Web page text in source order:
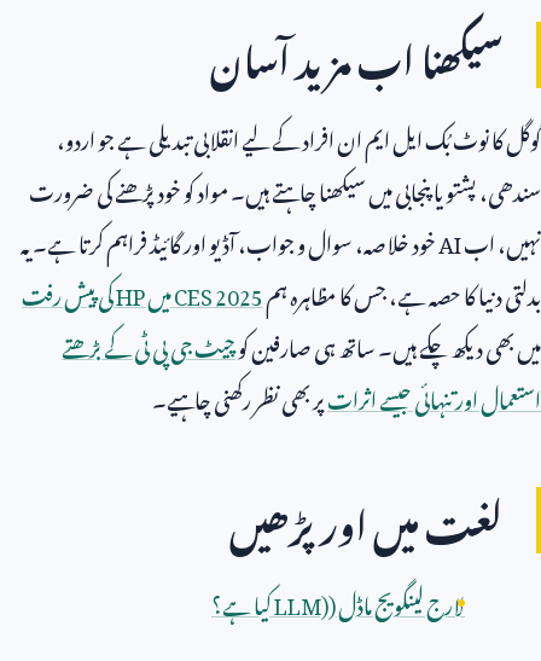
سیکھنا اب مزید آسان
گوگل کا نوٹ بُک ایل ایم ان افراد کے لیے انقلابی تبدیلی ہے جو اردو،
سندھی، پشتو یا پنجابی میں سیکھنا چاہتے ہیں۔ مواد کو خود پڑھنے کی ضرورت
نہیں، ابAIخود خلاصہ، سوال و جواب، آڈیو اور گائیڈ فراہم کرتا ہے۔ یہ
بدلتی دنیا کا حصہ ہے، جس کا مظاہرہ ہمCES 2025میںHPکی پیش رفت
میں بھی دیکھ چکے ہیں۔ ساتھ ہی صارفین کوچیٹ جی پی ٹی کے بڑھتے
استعمال اور تنہائی جیسے اثراتپر بھی نظر رکھنی چاہیے۔
لغت میں اور پڑھیں
لارج لینگویج ماڈل (LLM)کیا ہے؟